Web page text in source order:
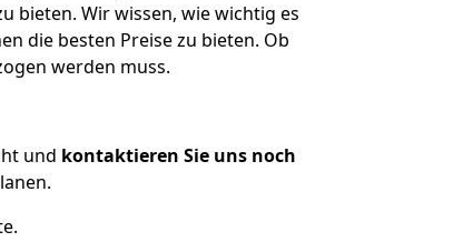
bieten. Wir wissen, wie wichtig es
die besten Preise zu bieten. Ob
werden muss.
und kontaktieren Sie uns noch